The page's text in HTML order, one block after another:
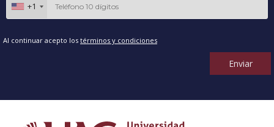
+1
Al continuar acepto los términos y condiciones
Enviar